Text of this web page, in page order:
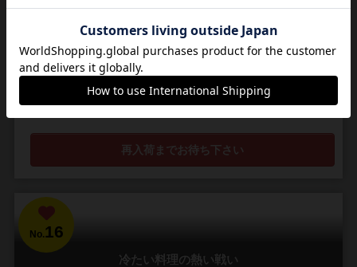
「手駒ビルド」×「ロールアクション」×「配置」の新感覚ゲーム！
■ストーリー タイムマシンの運用が始まってしばらく経った22XX年。
人類は時間移動の研究をさらに進め、現代において失われてしまった
貴重な遺物（ロスト・トレジャー）を回収・保...
興味あり
96
経験あり
16
お気に入り 持ってる
再入荷までお待ち下さい
No. 16
冷たい料理の熱い戦い